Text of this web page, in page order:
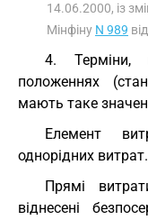
14.06.2000, із
Мінфіну N 989
4. Терміни,
положеннях
мають таке
Елемент
однорідних витрат.
Прямі
віднесені